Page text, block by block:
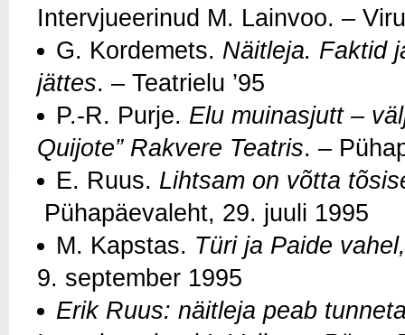
Intervjueerinud M. Lainvoo. –
G. Kordemets. Näitleja. Faktid
jättes. – Teatrielu ’95
P.‑R. Purje. Elu muinasjutt –
Quijote” Rakvere Teatris. –
E. Ruus. Lihtsam on võtta
Pühapäevaleht, 29. juuli 1995
M. Kapstas. Türi ja Paide
9. september 1995
Erik Ruus: näitleja peab